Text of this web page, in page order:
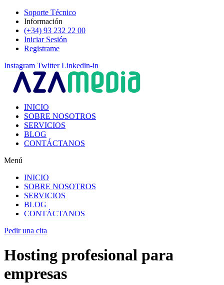
contenido
Soporte Técnico
Información
(+34) 93 232 22 00
Iniciar Sesión
Registrame
Instagram Twitter Linkedin-in
INICIO
SOBRE NOSOTROS
SERVICIOS
BLOG
CONTÁCTANOS
Menú
INICIO
SOBRE NOSOTROS
SERVICIOS
BLOG
CONTÁCTANOS
Pedir una cita
Hosting profesional para
empresas